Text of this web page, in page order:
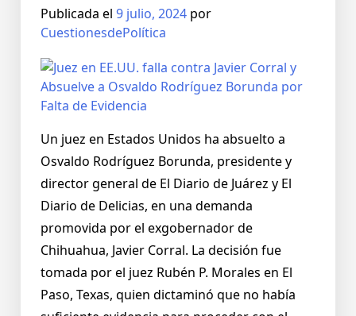
Publicada el 9 julio, 2024 por
CuestionesdePolítica
Un juez en Estados Unidos ha absuelto a
Osvaldo Rodríguez Borunda, presidente y
director general de El Diario de Juárez y El
Diario de Delicias, en una demanda
promovida por el exgobernador de
Chihuahua, Javier Corral. La decisión fue
tomada por el juez Rubén P. Morales en El
Paso, Texas, quien dictaminó que no había